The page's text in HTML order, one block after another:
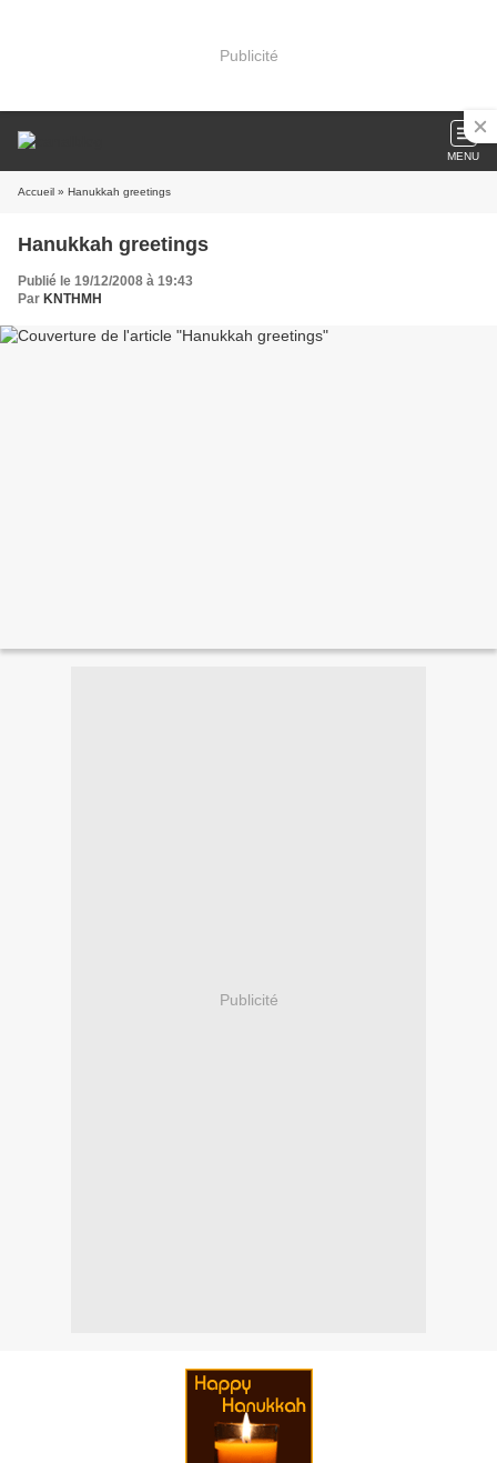
Publicité
MENU
Accueil » Hanukkah greetings
Hanukkah greetings
Publié le 19/12/2008 à 19:43
Par KNTHMH
Publicité